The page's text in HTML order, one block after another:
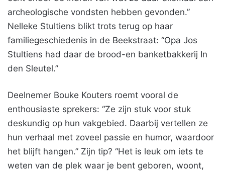
archeologische vondsten hebben gevonden.”
Nelleke Stultiens blikt trots terug op haar
familiegeschiedenis in de Beekstraat: “Opa Jos
Stultiens had daar de brood-en banketbakkerij In
den Sleutel.”
Deelnemer Bouke Kouters roemt vooral de
enthousiaste sprekers: “Ze zijn stuk voor stuk
deskundig op hun vakgebied. Daarbij vertellen ze
hun verhaal met zoveel passie en humor, waardoor
het blijft hangen.” Zijn tip? “Het is leuk om iets te
weten van de plek waar je bent geboren, woont,